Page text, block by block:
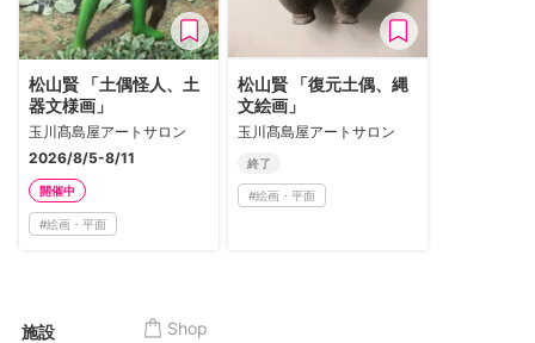
松山賢 「土偶怪人、土
器文様画」
玉川髙島屋アートサロン
2026/8/5-8/11
開催中
#絵画・平面
松山賢 「復元土偶、縄
文絵画」
玉川髙島屋アートサロン
終了
#絵画・平面
施設
Shop